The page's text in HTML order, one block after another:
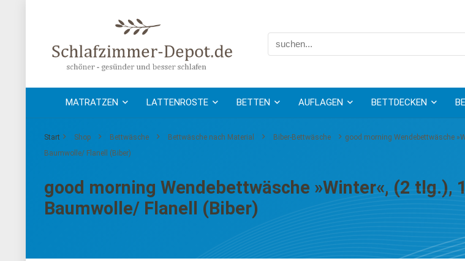
MATRATZEN LATTENROSTE BETTEN AUFLAGEN BETTDECKEN
Start Shop Bettwäsche Bettwäsche nach Material Biber-Bettwäsche
good morning Wendebettwäsche
Baumwolle/ Flanell (Biber)
good morning Wendebettwäsche »Winter«, (2 tlg.),
Baumwolle/ Flanell (Biber)